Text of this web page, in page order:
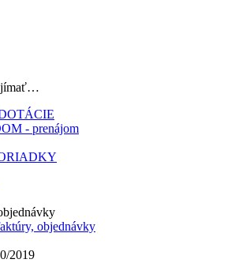
- prenájom
objednávky
2019